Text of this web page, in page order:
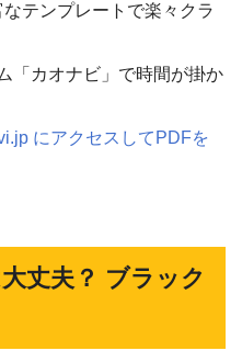
テンプレートで楽々クラ
「カオナビ」で時間が掛か
にアクセスしてPDFを
丈夫？ ブラック